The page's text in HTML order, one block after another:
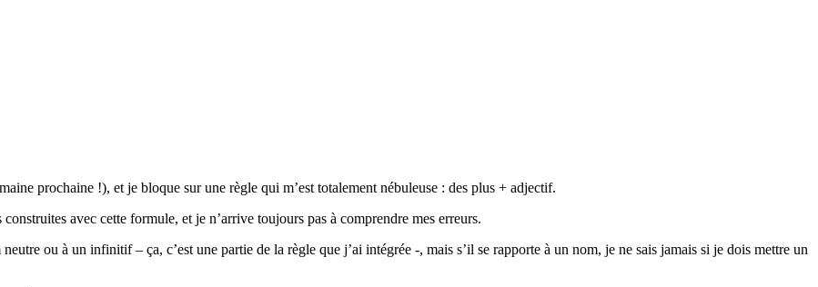
prochaine !), et je bloque sur une règle qui m’est totalement nébuleuse : des plus + adjectif.
avec cette formule, et je n’arrive toujours pas à comprendre mes erreurs.
ou à un infinitif – ça, c’est une partie de la règle que j’ai intégrée -, mais s’il se rapporte à un nom, je ne sais jamais si je dois mettre un